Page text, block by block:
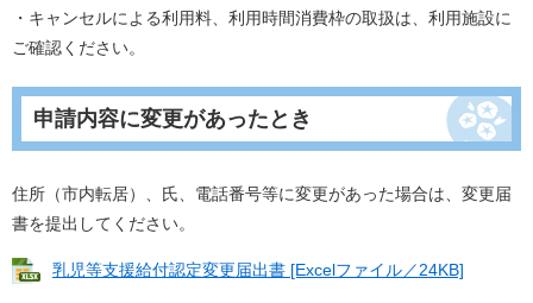
・キャンセルによる利用料、利用時間消費枠の取扱は、利用施設に
ご確認ください。
申請内容に変更があったとき
住所（市内転居）、氏、電話番号等に変更があった場合は、変更届
書を提出してください。
乳児等支援給付認定変更届出書 [Excelファイル／24KB]